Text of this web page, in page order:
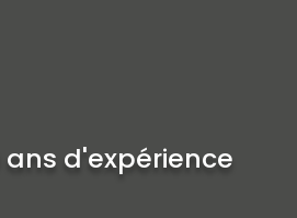
ans d'expérience